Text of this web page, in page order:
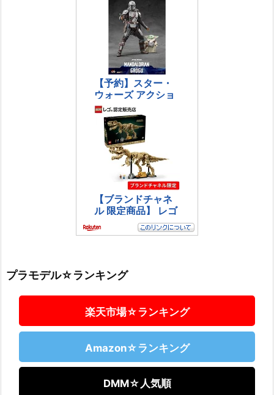
プラモデル☆ランキング
楽天市場☆ランキング
Amazon☆ランキング
DMM☆人気順